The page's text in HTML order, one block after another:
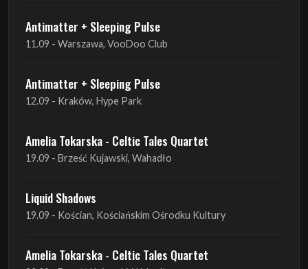
Antimatter + Sleeping Pulse
12.09 - Kraków, Hype Park
Amelia Tokarska - Celtic Tales Quartet
19.09 - Brześć Kujawski, Wahadło
Liquid Shadows
19.09 - Kościan, Kościańskim Ośrodku Kultury
Amelia Tokarska - Celtic Tales Quartet
20.09 - Brześć Kujawski, Wahadło
Red Sand